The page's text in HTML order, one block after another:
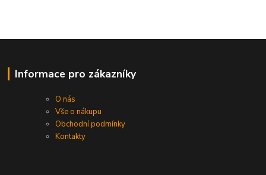
Informace pro zákazníky
O nás
Vše o nákupu
Obchodní podmínky
Kontakty